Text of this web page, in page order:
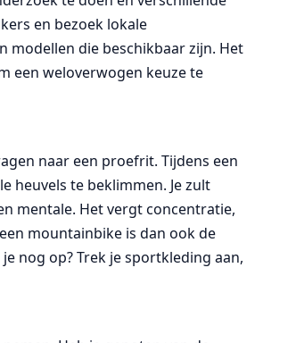
en bezoek lokale
modellen die beschikbaar zijn. Het
een weloverwogen keuze te
naar een proefrit. Tijdens een
heuvels te beklimmen. Je zult
mentale. Het vergt concentratie,
mountainbike is dan ook de
nog op? Trek je sportkleding aan,